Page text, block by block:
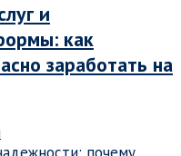
и
как
заработать на